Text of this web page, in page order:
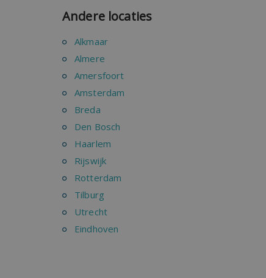
Andere locaties
Alkmaar
Almere
Amersfoort
Amsterdam
Breda
Den Bosch
Haarlem
Rijswijk
Rotterdam
Tilburg
Utrecht
Eindhoven